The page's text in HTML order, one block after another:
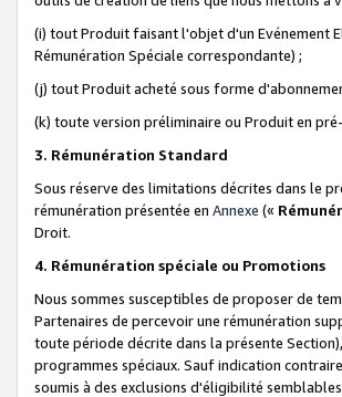
(i) tout Produit faisant l'objet d'un Evénement
Rémunération Spéciale correspondante) ;
(j) tout Produit acheté sous forme
(k) toute version préliminaire ou Produit en
3. Rémunération Standard
Sous réserve des limitations décrites dans le
rémunération présentée en Annexe («
Droit.
4. Rémunération spéciale ou Promotions
Nous sommes susceptibles de proposer de
Partenaires de percevoir une rémunération
toute période décrite dans la présente
programmes spéciaux. Sauf indication
soumis à des exclusions d'éligibilité